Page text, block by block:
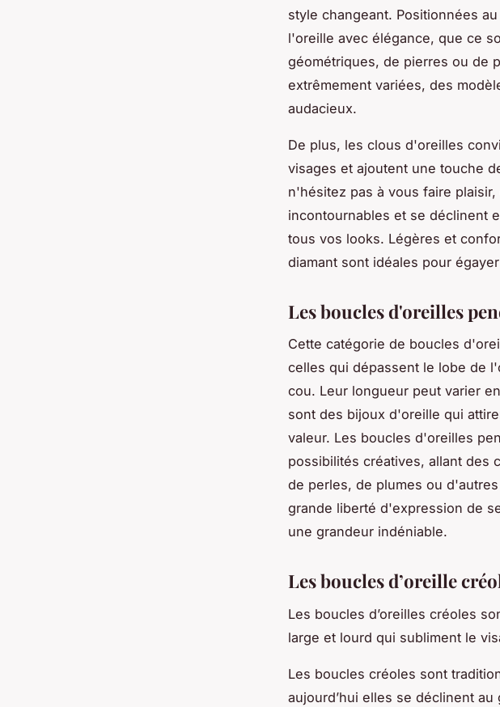
style changeant. Positionnées
l'oreille avec élégance, que ce
géométriques, de pierres ou de
extrêmement variées, des
audacieux.
De plus, les clous d'oreilles
visages et ajoutent une touche
n'hésitez pas à vous faire
incontournables et se déclinent
tous vos looks. Légères et
diamant sont idéales pour
Les boucles d'oreilles
Cette catégorie de boucles
celles qui dépassent le lobe de
cou. Leur longueur peut varier
sont des bijoux d'oreille qui
valeur. Les boucles d'oreilles
possibilités créatives, allant des
de perles, de plumes ou
grande liberté d'expression de
une grandeur indéniable.
Les boucles d’oreille
Les boucles d’oreilles créoles
large et lourd qui subliment le
Les boucles créoles sont
aujourd’hui elles se déclinent